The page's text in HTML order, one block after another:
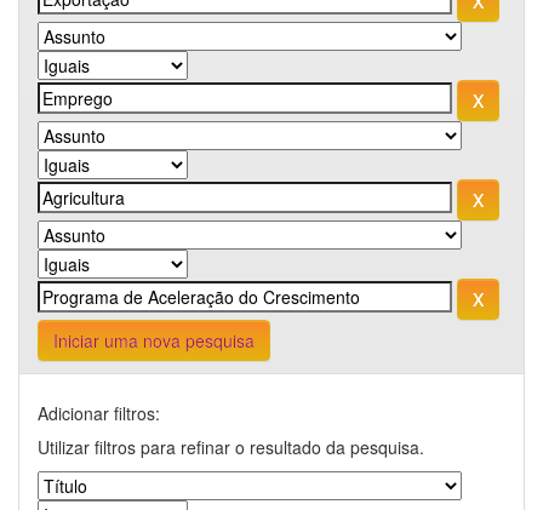
Iniciar uma nova pesquisa
Adicionar filtros:
Utilizar filtros para refinar o resultado da pesquisa.